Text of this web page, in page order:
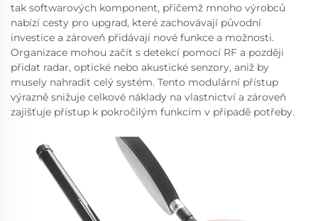
tak softwarových komponent, přičemž mnoho výrobců
nabízí cesty pro upgrad, které zachovávají původní
investice a zároveň přidávají nové funkce a možnosti.
Organizace mohou začít s detekcí pomocí RF a později
přidat radar, optické nebo akustické senzory, aniž by
musely nahradit celý systém. Tento modulární přístup
výrazně snižuje celkové náklady na vlastnictví a zároveň
zajišťuje přístup k pokročilým funkcím v případě potřeby.